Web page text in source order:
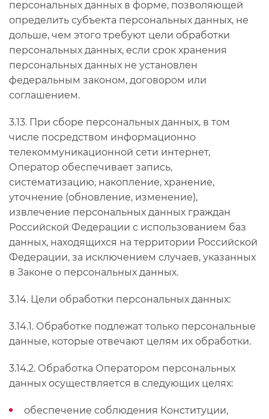
персональных данных в форме, позволяющей
определить субъекта персональных данных, не
дольше, чем этого требуют цели обработки
персональных данных, если срок хранения
персональных данных не установлен
федеральным законом, договором или
соглашением.
3.13. При сборе персональных данных, в том
числе посредством информационно
телекоммуникационной сети интернет,
Оператор обеспечивает запись,
систематизацию, накопление, хранение,
уточнение (обновление, изменение),
извлечение персональных данных граждан
Российской Федерации с использованием баз
данных, находящихся на территории Российской
Федерации, за исключением случаев, указанных
в Законе о персональных данных.
3.14. Цели обработки персональных данных:
3.14.1. Обработке подлежат только персональные
данные, которые отвечают целям их обработки.
3.14.2. Обработка Оператором персональных
данных осуществляется в следующих целях:
обеспечение соблюдения Конституции,